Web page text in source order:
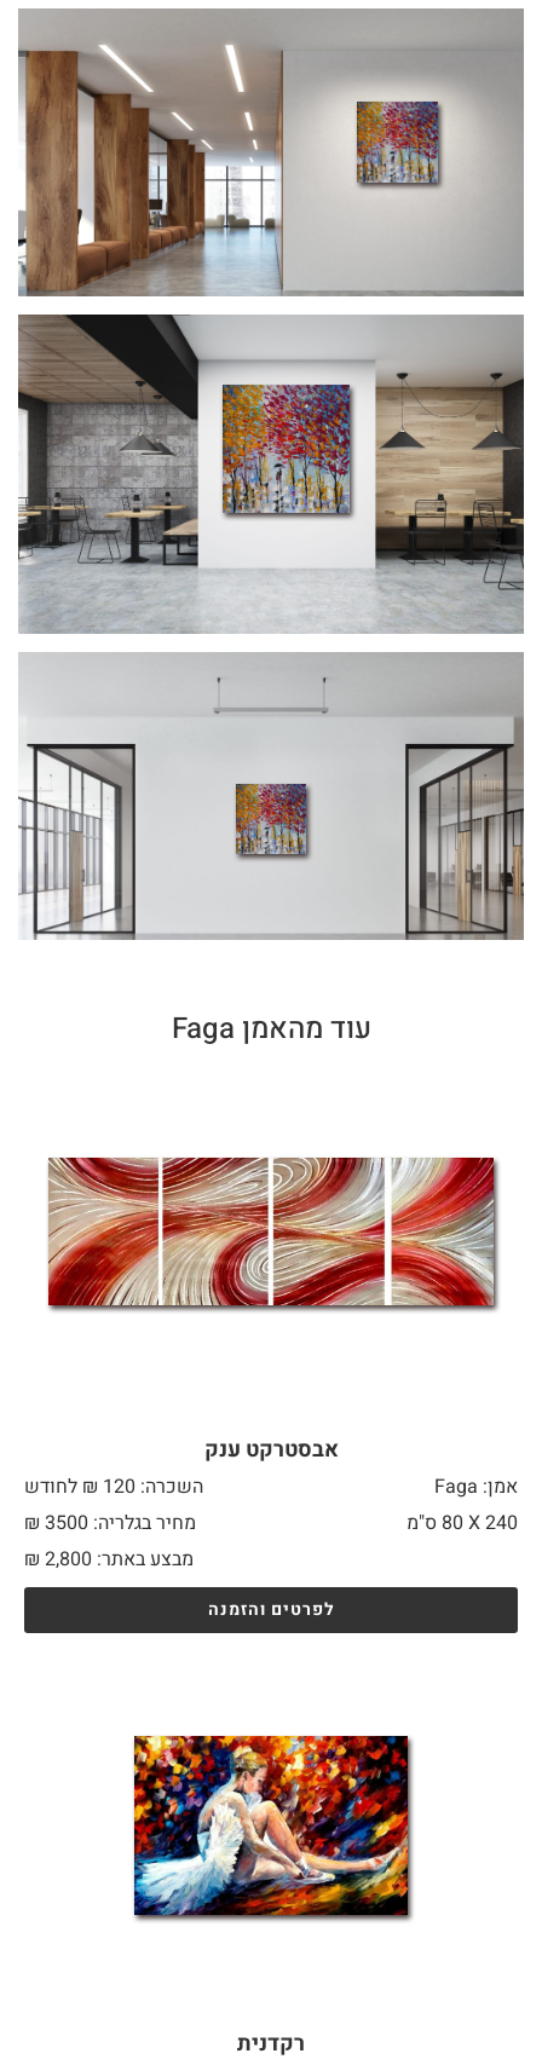
עוד מהאמן Faga
אבסטרקט ענק
אמן: Faga
השכרה: 120 ₪ לחודש
240 X
מחיר בגלריה: 3500 ₪
מבצע באתר:
₪ 2,800
לפרטים והזמנה
רקדנית